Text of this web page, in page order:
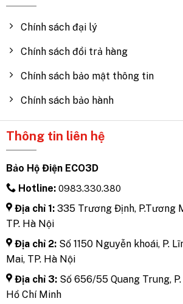
Chính sách đại lý
Chính sách đổi trả hàng
Chính sách bảo mật thông tin
Chính sách bảo hành
Thông tin liên hệ
Bảo Hộ Điện ECO3D
Hotline: 0983.330.380
Địa chỉ 1: 335 Trương Định, P.Tương
TP. Hà Nội
Địa chỉ 2: Số 1150 Nguyễn khoái, P.
Mai, TP. Hà Nội
Địa chỉ 3: Số 656/55 Quang Trung, P.
Hồ Chí Minh